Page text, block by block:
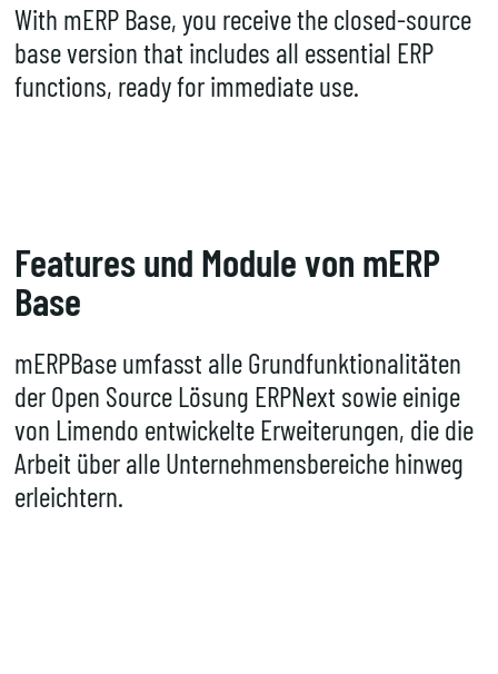
With mERP Base, you receive the closed-source
base version that includes all essential ERP
functions, ready for immediate use.
Features und Module von mERP
Base
mERPBase umfasst alle Grundfunktionalitäten
der Open Source Lösung ERPNext sowie einige
von Limendo entwickelte Erweiterungen, die die
Arbeit über alle Unternehmensbereiche hinweg
erleichtern.